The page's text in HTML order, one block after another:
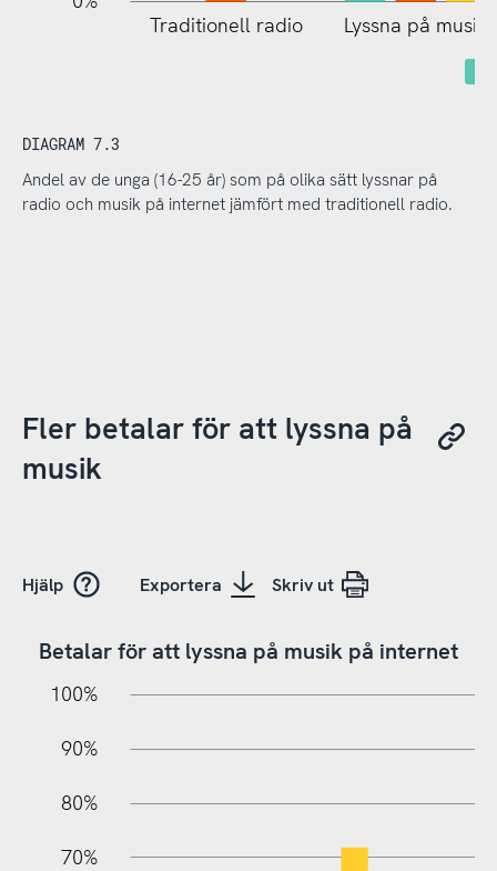
Traditionell radio Lyssna på musik
DIAGRAM 7.3
Andel av de unga (16-25 år) som på olika sätt lyssnar på
radio och musik på internet jämfört med traditionell radio.
Fler betalar för att lyssna på
musik
Hjälp Exportera Skriv ut
Betalar för att lyssna på musik på internet
100%
90%
80%
70%